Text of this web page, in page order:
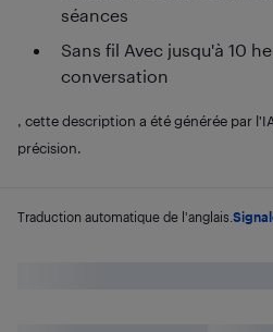
séances
Sans fil Avec jusqu'à 10
conversation
, cette description a été générée par
précision.
Traduction automatique de l'anglais.